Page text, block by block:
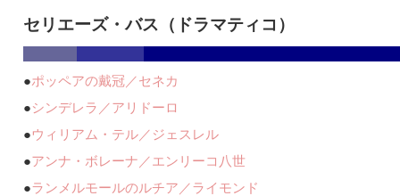
セリエーズ・バス（ドラマティコ）
●ポッペアの戴冠／セネカ
●シンデレラ／アリドーロ
●ウィリアム・テル／ジェスレル
●アンナ・ボレーナ／エンリーコ八世
●ランメルモールのルチア／ライモンド